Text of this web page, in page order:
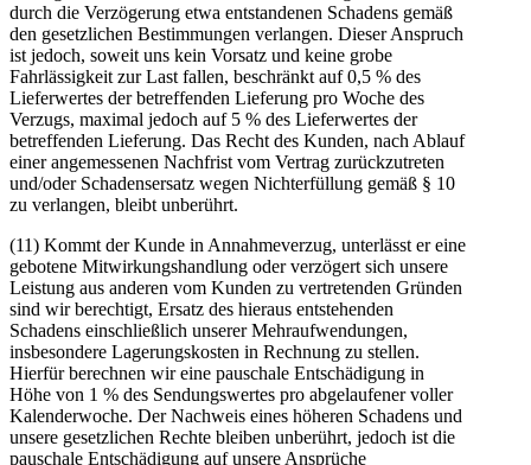
durch die Verzögerung etwa entstandenen Schadens gemäß
den gesetzlichen Bestimmungen verlangen. Dieser Anspruch
ist jedoch, soweit uns kein Vorsatz und keine grobe
Fahrlässigkeit zur Last fallen, beschränkt auf 0,5 % des
Lieferwertes der betreffenden Lieferung pro Woche des
Verzugs, maximal jedoch auf 5 % des Lieferwertes der
betreffenden Lieferung. Das Recht des Kunden, nach Ablauf
einer angemessenen Nachfrist vom Vertrag zurückzutreten
und/oder Schadensersatz wegen Nichterfüllung gemäß § 10
zu verlangen, bleibt unberührt.
(11) Kommt der Kunde in Annahmeverzug, unterlässt er eine
gebotene Mitwirkungshandlung oder verzögert sich unsere
Leistung aus anderen vom Kunden zu vertretenden Gründen
sind wir berechtigt, Ersatz des hieraus entstehenden
Schadens einschließlich unserer Mehraufwendungen,
insbesondere Lagerungskosten in Rechnung zu stellen.
Hierfür berechnen wir eine pauschale Entschädigung in
Höhe von 1 % des Sendungswertes pro abgelaufener voller
Kalenderwoche. Der Nachweis eines höheren Schadens und
unsere gesetzlichen Rechte bleiben unberührt, jedoch ist die
pauschale Entschädigung auf unsere Ansprüche